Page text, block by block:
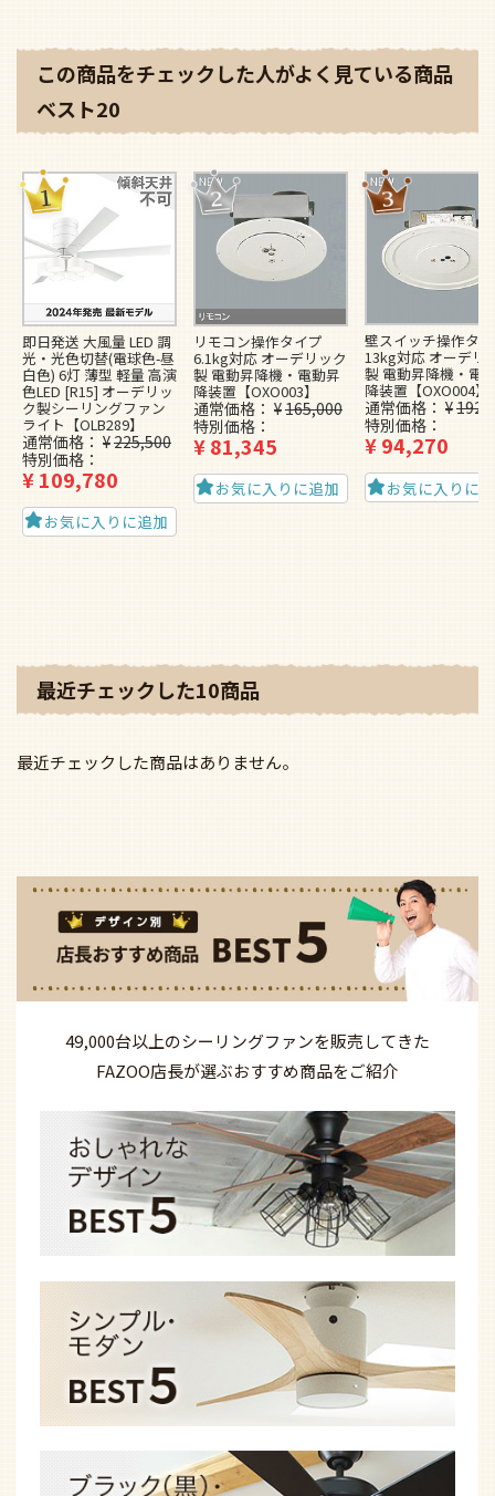
この商品をチェックした人がよく見ている商品
ベスト20
即日発送 大風量 LED 調
光・光色切替(電球色-昼
白色) 6灯 薄型 軽量 高演
色LED [R15] オーデリッ
ク製シーリングファン
ライト【OLB289】
通常価格 ¥225,500
特別価格
¥109,780
お気に入りに追加
リモコン操作タイプ
6.1kg対応 オーデリック
製 電動昇降機・電動昇
降装置【OXO003】
通常価格 ¥165,000
特別価格
¥81,345
お気に入りに追加
壁スイッチ操作タ
13kg対応 オーデリ
製 電動昇降機・電
降装置【OXO004】
通常価格 ¥
特別価格
¥94,270
お気に入りに
最近チェックした10商品
最近チェックした商品はありません。
49,000台以上のシーリングファンを販売してきた
FAZOO店長が選ぶおすすめ商品をご紹介